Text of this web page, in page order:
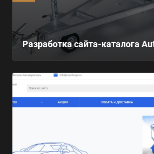
Разработка сайта-каталога